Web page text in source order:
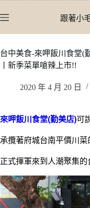
至
內
跟著小
台中美食-來呷飯川食堂(
丨新季菜單嗆辣上市!!
2020 年 4 月 20 日
來呷飯川食堂(勤美店)可
承攬著府城台南平價川菜
正式揮軍來到人潮聚集的